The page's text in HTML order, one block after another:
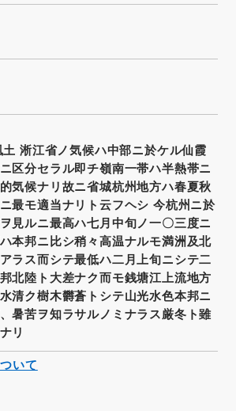
淅江省ノ気候ハ中部ニ於ケル仙霞
区分セラル即チ嶺南一帯ハ半熱帯ニ
気候ナリ故ニ省城杭州地方ハ春夏秋
最モ適当ナリト云フヘシ 今杭州ニ於
見ルニ最高ハ七月中旬ノ一〇三度ニ
本邦ニ比シ稍々高温ナルモ満洲及北
ラス而シテ最低ハ二月上旬ニシテ二
北陸ト大差ナク而モ銭塘江上流地方
清ク樹木欝蒼トシテ山光水色本邦ニ
暑苦ヲ知ラサルノミナラス厳冬ト雖
リ
いて